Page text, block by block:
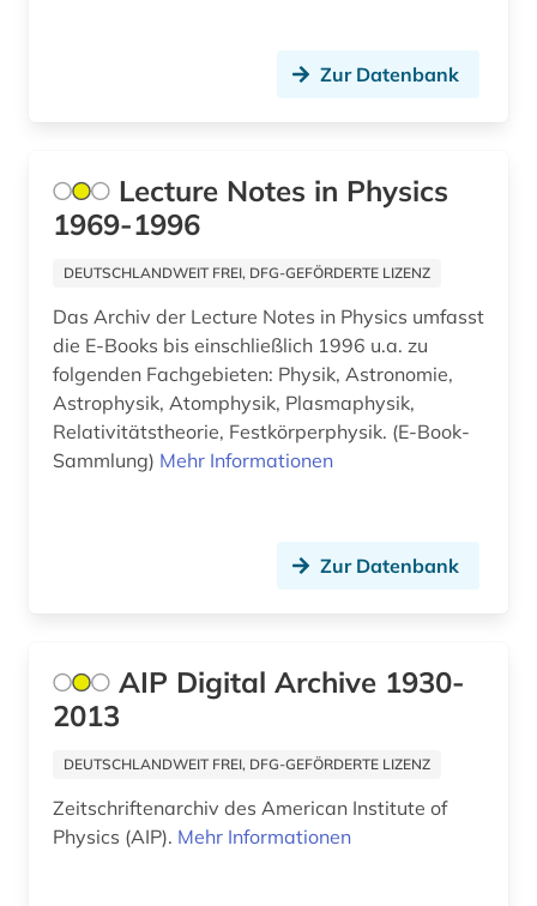
Zur Datenbank
Lecture Notes in Physics
1969-1996
DEUTSCHLANDWEIT FREI, DFG-GEFÖRDERTE LIZENZ
Das Archiv der Lecture Notes in Physics umfasst
die E-Books bis einschließlich 1996 u.a. zu
folgenden Fachgebieten: Physik, Astronomie,
Astrophysik, Atomphysik, Plasmaphysik,
Relativitätstheorie, Festkörperphysik. (E-Book-
Sammlung) Mehr Informationen
Zur Datenbank
AIP Digital Archive 1930-
2013
DEUTSCHLANDWEIT FREI, DFG-GEFÖRDERTE LIZENZ
Zeitschriftenarchiv des American Institute of
Physics (AIP). Mehr Informationen